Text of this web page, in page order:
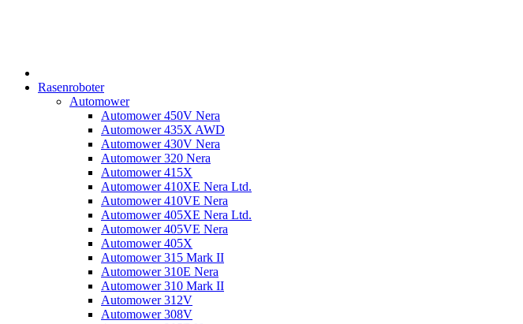
Rasenroboter
Automower
Automower 450V Nera
Automower 435X AWD
Automower 430V Nera
Automower 320 Nera
Automower 415X
Automower 410XE Nera Ltd.
Automower 410VE Nera
Automower 405XE Nera Ltd.
Automower 405VE Nera
Automower 405X
Automower 315 Mark II
Automower 310E Nera
Automower 310 Mark II
Automower 312V
Automower 308V